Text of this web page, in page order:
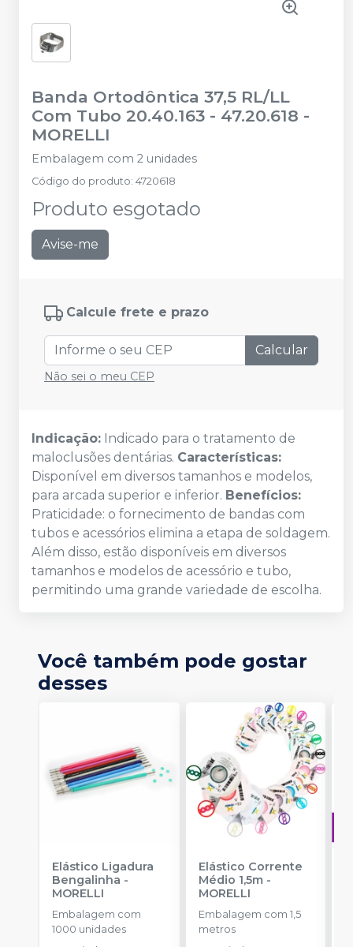
Banda Ortodôntica 37,5 RL/LL
Com Tubo 20.40.163 - 47.20.618 -
MORELLI
Embalagem com 2 unidades
Código do produto: 4720618
Produto esgotado
Avise-me
Calcule frete e prazo
Calcular
Não sei o meu CEP
Indicação: Indicado para o tratamento de
maloclusões dentárias. Características:
Disponível em diversos tamanhos e modelos,
para arcada superior e inferior. Benefícios:
Praticidade: o fornecimento de bandas com
tubos e acessórios elimina a etapa de soldagem.
Além disso, estão disponíveis em diversos
tamanhos e modelos de acessório e tubo,
permitindo uma grande variedade de escolha.
Você também pode gostar
desses
Elástico Ligadura
Bengalinha -
MORELLI
Embalagem com
1000 unidades
Elástico Corrente
Médio 1,5m-
MORELLI
Embalagem com 1,5
metros